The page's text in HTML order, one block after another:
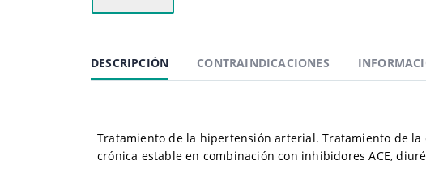
DESCRIPCIÓN CONTRAINDICACIONES
Tratamiento de la hipertensión arterial. Tratamiento de
crónica estable en combinación con inhibidores ACE,